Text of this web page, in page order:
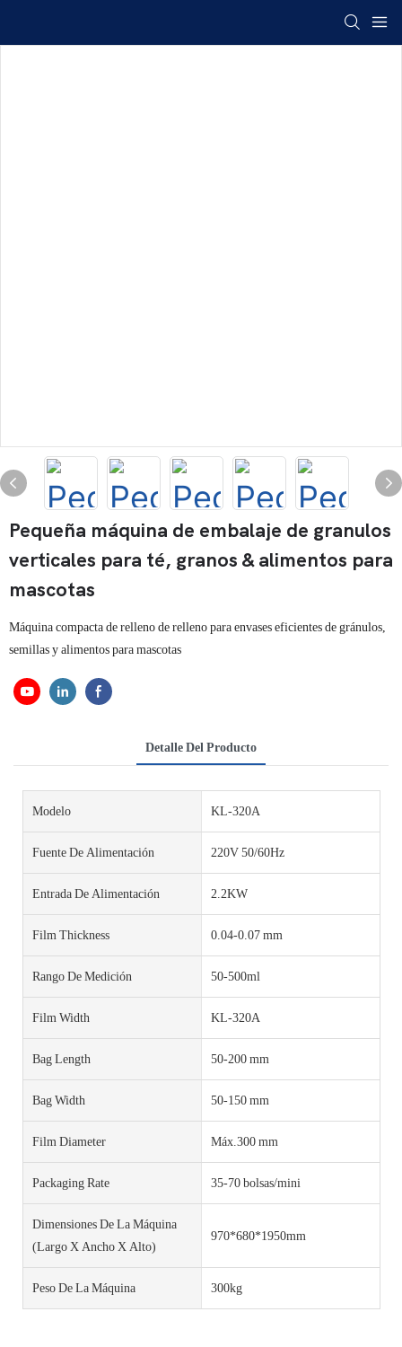
Pequeña máquina de embalaje de granulos
verticales para té, granos & alimentos para
mascotas
Máquina compacta de relleno de relleno para envases eficientes de gránulos,
semillas y alimentos para mascotas
Detalle Del Producto
Modelo KL-320A
Fuente De Alimentación 220V 50/60Hz
Entrada De Alimentación 2.2KW
Film Thickness 0.04-0.07 mm
Rango De Medición 50-500ml
Film Width KL-320A
Bag Length 50-200 mm
Bag Width 50-150 mm
Film Diameter Máx.300 mm
Packaging Rate 35-70 bolsas/mini
Dimensiones De La Máquina
(largo X Ancho X Alto)
970*680*1950mm
Peso De La Máquina 300kg